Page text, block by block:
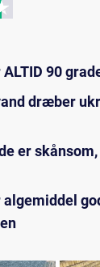
90
dræber
er
algemiddel